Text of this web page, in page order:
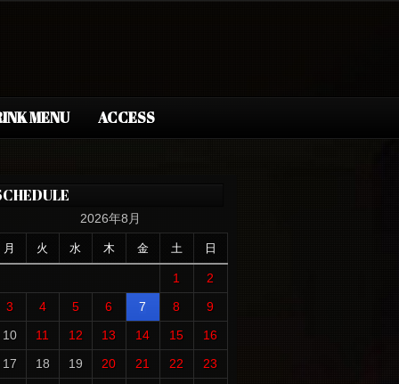
MENU ACCESS
2026年8月
月 火 水 木 金 土 日
1
2
3
4 5 6 7 8
9
10
11 12 13 14 15
16
17
18 19 20 21 22
23